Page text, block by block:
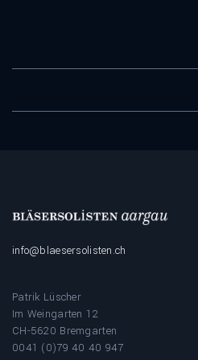
info@blaesersolisten.ch
Patrik Lüscher
Im Weingarten 12
CH-5620 Bremgarten
0041 (0)79 40 40 947